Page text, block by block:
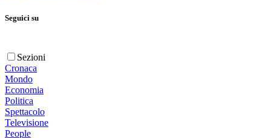
Seguici su
Sezioni
Cronaca
Mondo
Economia
Politica
Spettacolo
Televisione
People